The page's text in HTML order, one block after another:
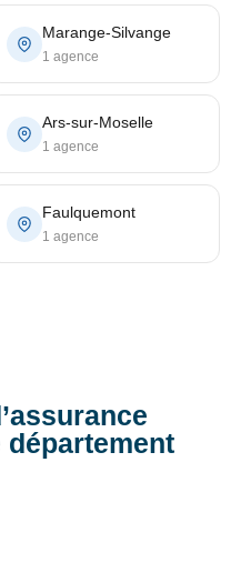
Marange-Silvange
1 agence
Ars-sur-Moselle
1 agence
Faulquemont
1 agence